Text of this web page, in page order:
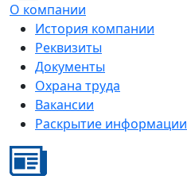
О компании
История компании
Реквизиты
Документы
Охрана труда
Вакансии
Раскрытие информации